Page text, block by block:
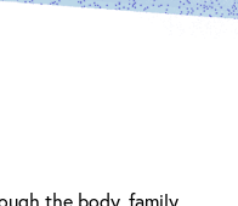
the body, family